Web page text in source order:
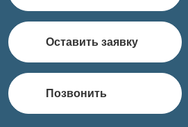
Оставить заявку
Позвонить